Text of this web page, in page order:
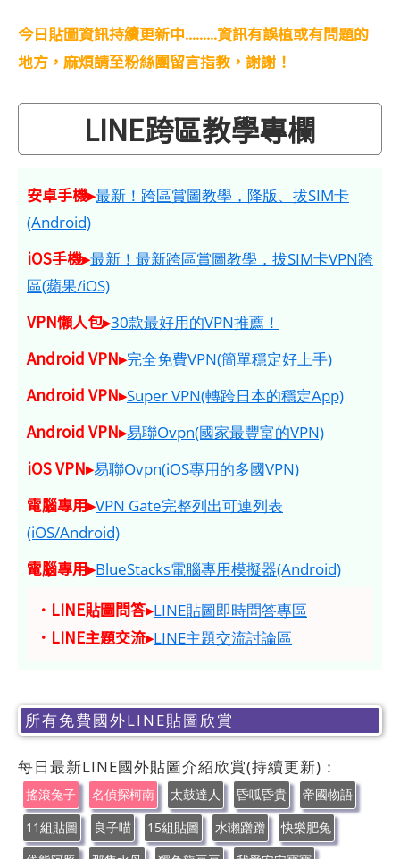
今日貼圖資訊持續更新中.........資訊有誤植或有問題的
地方，麻煩請至粉絲團留言指教，謝謝！
LINE跨區教學專欄
安卓手機▸最新！跨區賞圖教學，降版、拔SIM卡
(Android)
iOS手機▸最新！最新跨區賞圖教學，拔SIM卡VPN跨
區(蘋果/iOS)
VPN懶人包▸30款最好用的VPN推薦！
Android VPN▸完全免費VPN(簡單穩定好上手)
Android VPN▸Super VPN(轉跨日本的穩定App)
Android VPN▸易聯Ovpn(國家最豐富的VPN)
iOS VPN▸易聯Ovpn(iOS專用的多國VPN)
電腦專用▸VPN Gate完整列出可連列表
(iOS/Android)
電腦專用▸BlueStacks電腦專用模擬器(Android)
．LINE貼圖問答▸LINE貼圖即時問答專區
．LINE主題交流▸LINE主題交流討論區
所有免費國外LINE貼圖欣賞
每日最新LINE國外貼圖介紹欣賞(持續更新)：
搖滾兔子 名偵探柯南 太鼓達人 昏呱昏貴
帝國物語
11組貼圖
良子喵 15組貼圖 水獺蹭蹭
快樂肥兔